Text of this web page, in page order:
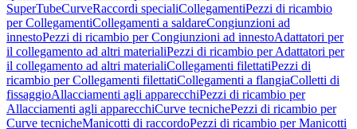
SuperTubeCurveRaccordi specialiCollegamentiPezzi di ricambio
per CollegamentiCollegamenti a saldareCongiunzioni ad
innestoPezzi di ricambio per Congiunzioni ad innestoAdattatori per
il collegamento ad altri materialiPezzi di ricambio per Adattatori per
il collegamento ad altri materialiCollegamenti filettatiPezzi di
ricambio per Collegamenti filettatiCollegamenti a flangiaColletti di
fissaggioAllacciamenti agli apparecchiPezzi di ricambio per
Allacciamenti agli apparecchiCurve tecnichePezzi di ricambio per
Curve tecnicheManicotti di raccordoPezzi di ricambio per Manicotti